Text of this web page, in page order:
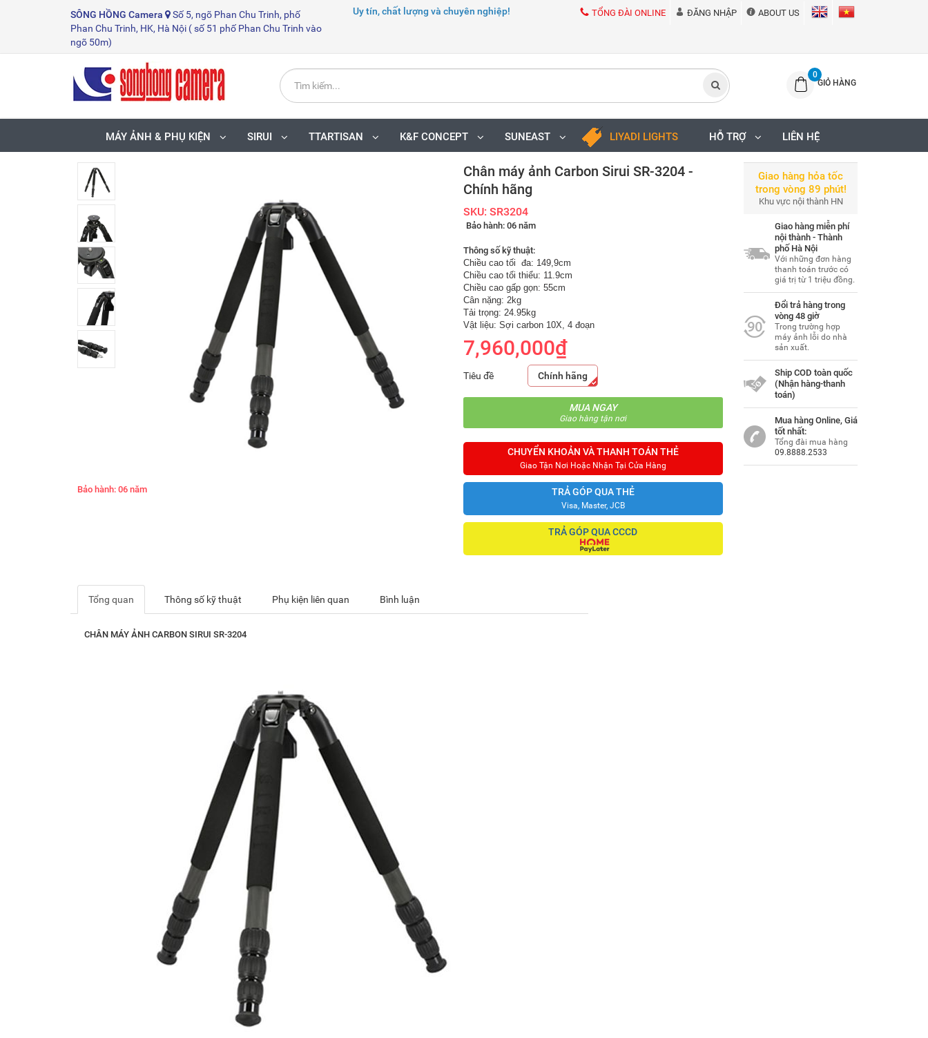
SÔNG HỒNG Camera
Số 5, ngõ Phan Chu Trinh, phố
Phan Chu Trinh, HK, Hà Nội ( số 51 phố Phan Chu Trinh vào
ngõ 50m)
Uy tín, chất lượng và chuyên nghiệp! TỔNG ĐÀI ONLINE ĐĂNG NHẬP ABOUT US
0
GIỎ HÀNG
MÁY ẢNH & PHỤ KIỆN SIRUI TTARTISAN K&F CONCEPT SUNEAST LIYADI LIGHTS HỖ TRỢ LIÊN HỆ
Bảo hành: 06 năm
Chân máy ảnh Carbon Sirui SR-3204 -
Chính hãng
SKU: SR3204
Bảo hành: 06 năm
Thông số kỹ thuật:
Chiều cao tối đa: 149,9cm
Chiều cao tối thiểu: 11.9cm
Chiều cao gấp gọn: 55cm
Cân nặng: 2kg
Tải trọng: 24.95kg
Vật liệu: Sợi carbon 10X, 4 đoạn
7,960,000₫
Tiêu đề Chính hãng
MUA NGAY
Giao hàng tận nơi
CHUYỂN KHOẢN VÀ THANH TOÁN THẺ
Giao Tận Nơi Hoặc Nhận Tại Cửa Hàng
TRẢ GÓP QUA THẺ
Visa, Master, JCB
TRẢ GÓP QUA CCCD
Giao hàng hỏa tốc
trong vòng 89 phút!
Khu vực nội thành HN
Giao hàng miễn phí
nội thành - Thành
phố Hà Nội
Với những đơn hàng
thanh toán trước có
giá trị từ 1 triệu đồng.
Đổi trả hàng trong
vòng 48 giờ
Trong trường hợp
máy ảnh lỗi do nhà
sản xuất.
Ship COD toàn quốc
(Nhận hàng-thanh
toán)
Mua hàng Online, Giá
tốt nhất:
Tổng đài mua hàng
09.8888.2533
Tổng quan Thông số kỹ thuật Phụ kiện liên quan Bình luận
CHÂN MÁY ẢNH CARBON SIRUI SR-3204